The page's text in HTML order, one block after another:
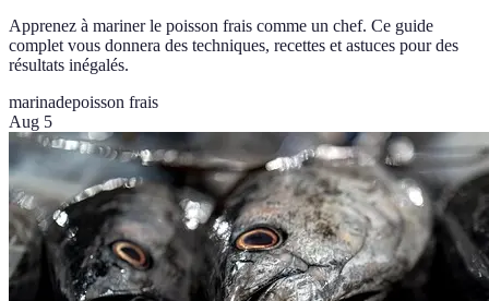
Apprenez à mariner le poisson frais comme un chef. Ce guide
complet vous donnera des techniques, recettes et astuces pour des
résultats inégalés.
marinadepoisson frais
Aug 5